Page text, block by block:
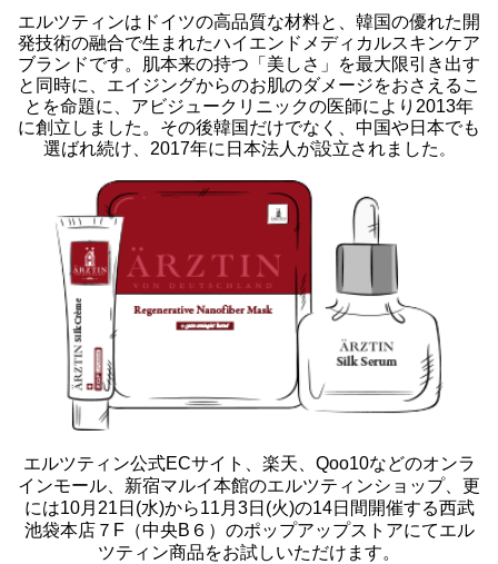
エルツティンはドイツの高品質な材料と、韓国の優れた開
発技術の融合で生まれたハイエンドメディカルスキンケア
ブランドです。肌本来の持つ「美しさ」を最大限引き出す
と同時に、エイジングからのお肌のダメージをおさえるこ
とを命題に、アビジュークリニックの医師により2013年
に創立しました。その後韓国だけでなく、中国や日本でも
選ばれ続け、2017年に日本法人が設立されました。
エルツティン公式ECサイト、楽天、Qoo10などのオンラ
インモール、新宿マルイ本館のエルツティンショップ、更
には10月21日(水)から11月3日(火)の14日間開催する西武
池袋本店７F（中央B６）のポップアップストアにてエル
ツティン商品をお試しいただけます。